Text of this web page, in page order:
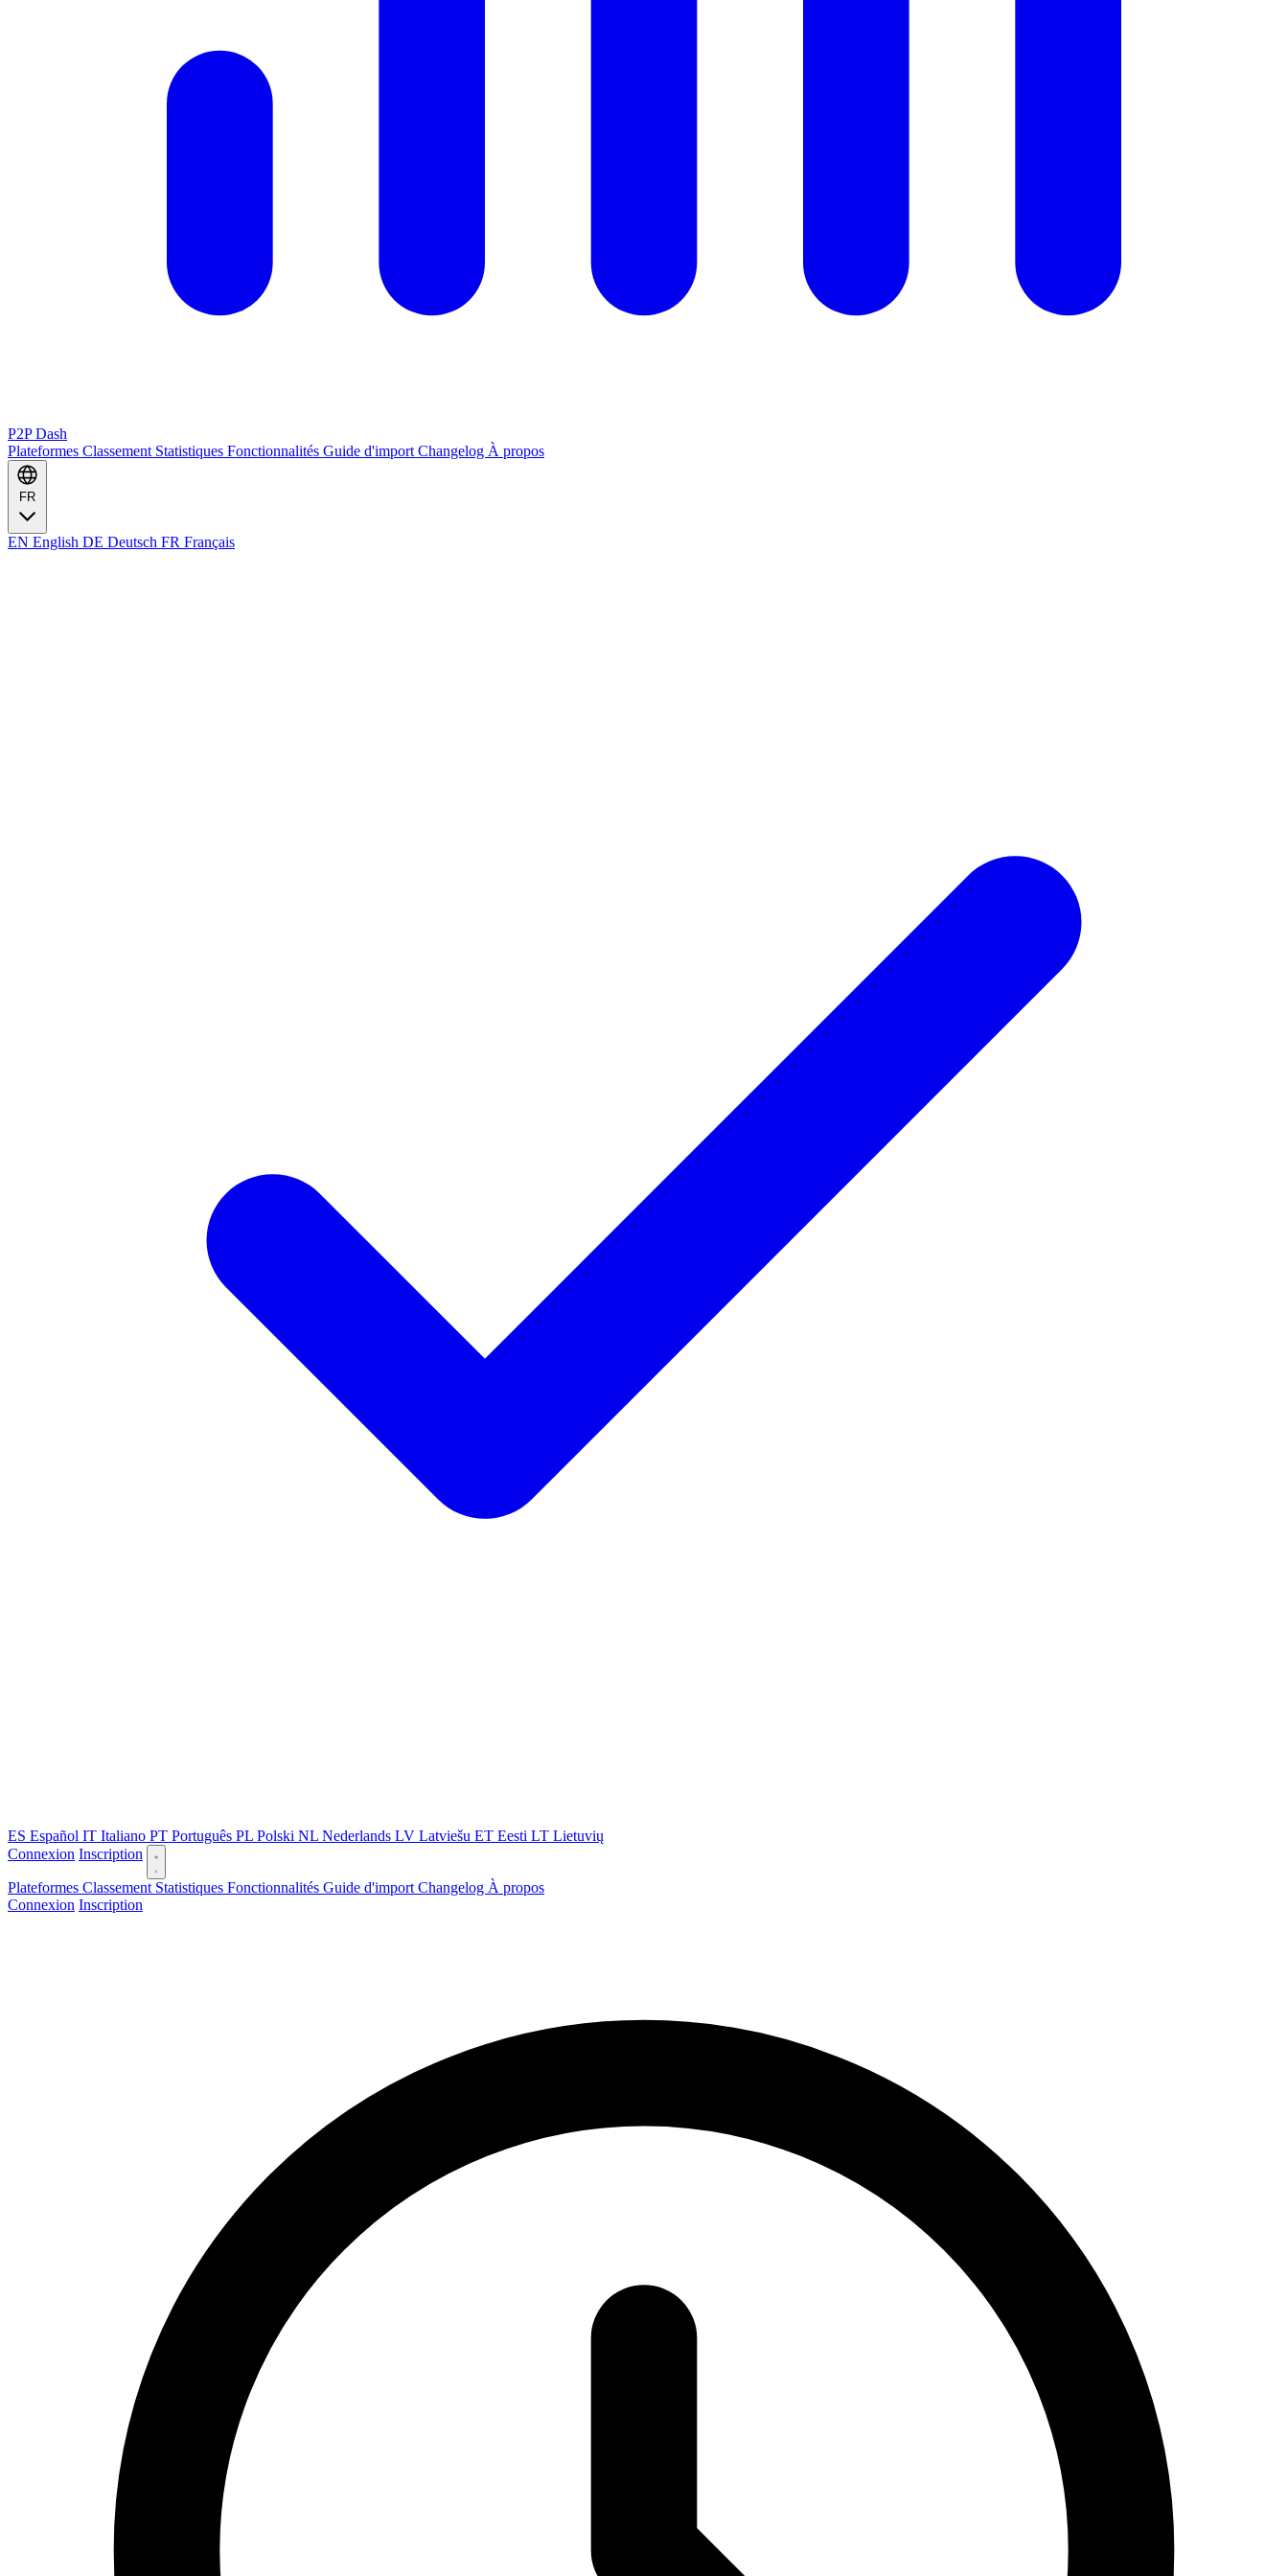
P2P Dash
Plateformes Classement Statistiques Fonctionnalités Guide d'import Changelog À propos
FR
EN English DE Deutsch FR Français
ES Español IT Italiano PT Português PL Polski NL Nederlands LV Latviešu ET Eesti LT Lietuvių
Connexion Inscription
Plateformes Classement Statistiques Fonctionnalités Guide d'import Changelog À propos
Connexion Inscription